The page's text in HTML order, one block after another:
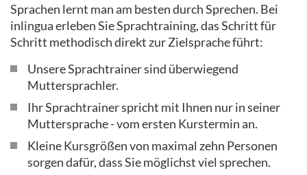
Sprachen lernt man am besten durch Sprechen. Bei
inlingua erleben Sie Sprachtraining, das Schritt für
Schritt methodisch direkt zur Zielsprache führt:
Unsere Sprachtrainer sind überwiegend
Muttersprachler.
Ihr Sprachtrainer spricht mit Ihnen nur in seiner
Muttersprache - vom ersten Kurstermin an.
Kleine Kursgrößen von maximal zehn Personen
sorgen dafür, dass Sie möglichst viel sprechen.